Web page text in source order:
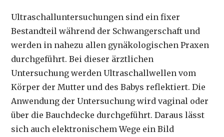
Ultraschalluntersuchungen sind ein fixer
Bestandteil während der Schwangerschaft und
werden in nahezu allen gynäkologischen Praxen
durchgeführt. Bei dieser ärztlichen
Untersuchung werden Ultraschallwellen vom
Körper der Mutter und des Babys reflektiert. Die
Anwendung der Untersuchung wird vaginal oder
über die Bauchdecke durchgeführt. Daraus lässt
sich auch elektronischem Wege ein Bild